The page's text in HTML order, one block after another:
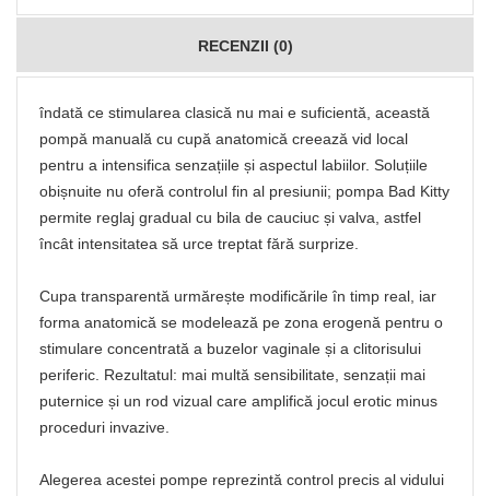
RECENZII (0)
îndată ce stimularea clasică nu mai e suficientă, această
pompă manuală cu cupă anatomică creează vid local
pentru a intensifica senzațiile și aspectul labiilor. Soluțiile
obișnuite nu oferă controlul fin al presiunii; pompa Bad Kitty
permite reglaj gradual cu bila de cauciuc și valva, astfel
încât intensitatea să urce treptat fără surprize.
Cupa transparentă urmărește modificările în timp real, iar
forma anatomică se modelează pe zona erogenă pentru o
stimulare concentrată a buzelor vaginale și a clitorisului
periferic. Rezultatul: mai multă sensibilitate, senzații mai
puternice și un rod vizual care amplifică jocul erotic minus
proceduri invazive.
Alegerea acestei pompe reprezintă control precis al vidului